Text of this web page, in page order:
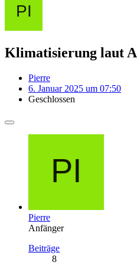
Klimatisierung laut
Pierre
6. Januar 2025 um 07:50
Geschlossen
Pierre
Anfänger
Beiträge
8